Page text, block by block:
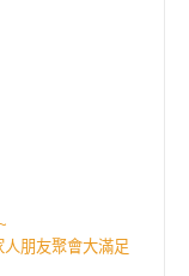
朋友聚會大滿足